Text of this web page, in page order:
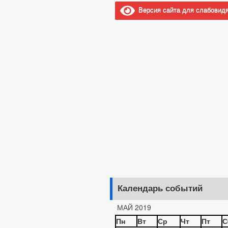
Версия сайта для
Календарь событий
МАЙ 2019
Пн
Вт Ср Чт Пт